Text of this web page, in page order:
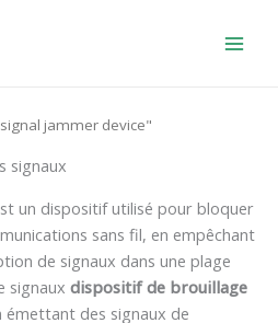
jammer device"
signaux
un dispositif utilisé pour bloquer
sans fil, en empêchant
de signaux dans une plage
signaux dispositif de brouillage
émettant des signaux de